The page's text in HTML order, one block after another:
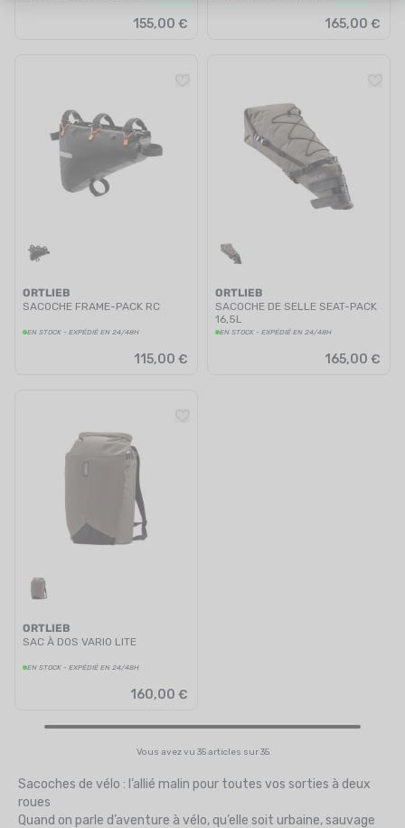
155,00 € 165,00 €
ORTLIEB
SACOCHE FRAME-PACK RC
EN STOCK - EXPÉDIÉ EN 24/48H
115,00 €
ORTLIEB
SACOCHE DE SELLE SEAT-PACK
16,5L
EN STOCK - EXPÉDIÉ EN 24/48H
165,00 €
ORTLIEB
SAC À DOS VARIO LITE
EN STOCK - EXPÉDIÉ EN 24/48H
160,00 €
Vous avez vu 35 articles sur 35
Sacoches de vélo : l’allié malin pour toutes vos sorties à deux
roues
Quand on parle d’aventure à vélo, qu’elle soit urbaine, sauvage